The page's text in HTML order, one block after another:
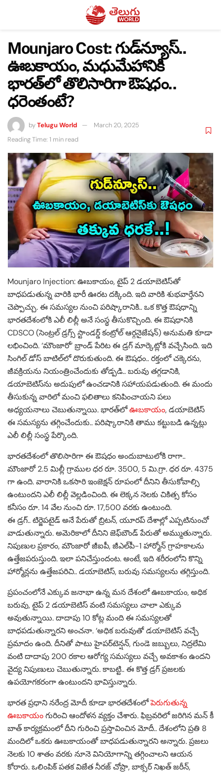
Mounjaro Cost: గుడ్‌న్యూస్..
ఊబకాయం, మధుమేహానికి
భారత్‌లో తొలిసారిగా ఔషధం..
ధరెంతంటే?
byTelugu World
March 20, 2025
Reading Time: 1 min read
Mounjaro Injection: ఊబకాయం, టైప్ 2 డయాబెటిస్‌తో
బాధపడుతున్న వారికి భారీ ఊరట దక్కింది. ఇది వారికి శుభవార్తేనని
చెప్పొచ్చు. ఈ సమస్యల నుంచి పరిష్కారానికి.. ఒక కొత్త ఔషధాన్ని
భారతదేశంలోకి ఎలీ లిల్లీ అనే సంస్థ తీసుకొచ్చింది. ఈ ఔషధానికి
CDSCO (సెంట్రల్ డ్రగ్స్ స్టాండర్డ్ కంట్రోల్ ఆర్గనైజేషన్) అనుమతి కూడా
లభించింది. ‘మౌంజారో’ బ్రాండ్ పేరిట ఈ డ్రగ్ మార్కెట్లోకి వచ్చేసింది. ఇది
సింగిల్ డోస్ బాటిల్‌లో దొరుకుతుంది. ఈ ఔషధం.. రక్తంలో చక్కెరను,
జీవక్రియను నియంత్రించేందుకు తోడ్పడి.. బరువు తగ్గడానికి,
డయాబెటిస్‌ను అదుపులో ఉంచడానికి సహాయపడుతుంది. ఈ మందు
తీసుకున్న వారిలో మంచి ఫలితాలు కనిపించాయని పలు
అధ్యయనాలు చెబుతున్నాయి. భారత్‌లోఊబకాయం, డయాబెటిస్
ఈ సమస్యను తగ్గించేందుకు.. పరిష్కారానికి తాము కట్టుబడి ఉన్నట్లు
ఎలీ లిల్లీ సంస్థ పేర్కొంది.
భారతదేశంలో తొలిసారిగా ఈ ఔషధం అందుబాటులోకి రాగా..
మౌంజారో 2.5 మిల్లీ గ్రాముల ధర రూ. 3500, 5 మి.గ్రా. ధర రూ. 4375
గా ఉంది. వారానికి ఒకసారి ఇంజెక్షన్ రూపంలో దీనిని తీసుకోవాల్సి
ఉంటుందని ఎలీ లిల్లీ వెల్లడించింది. ఈ లెక్కన నెలకు చికిత్స కోసం
కనీసం రూ. 14 వేల నుంచి రూ. 17,500 వరకు ఉంటుంది.
ఈ డ్రగ్.. టిర్జెపటైడ్ అనే పేరుతో బ్రిటన్, యూరప్ దేశాల్లో ఎప్పటినుంచో
వాడుతున్నారు. అమెరికాలో దీనిని జెఫ్‌బౌండ్ పేరుతో అమ్ముతున్నారు.
నిపుణుల ప్రకారం, మౌంజారో జీఐపీ, జీఎల్‌పీ-1 హార్మోన్ గ్రాహకాలను
ఉత్తేజపరుస్తుంది. ఇలా పనిచేస్తుందంట. అంటే, ఇది శరీరంలోని కొన్ని
హార్మోన్లను ఉత్తేజపరిచి.. డయాబెటిస్, బరువు సమస్యలను తగ్గిస్తుంది.
ప్రపంచంలోనే ఎక్కువ జనాభా ఉన్న మన దేశంలో ఊబకాయం, అధిక
బరువు, టైప్ 2 డయాబెటిస్ వంటి సమస్యలు చాలా ఎక్కువ
అవుతున్నాయి. దాదాపు 10 కోట్ల మంది ఈ సమస్యలతో
బాధపడుతున్నారని అంచనా. ‘అధిక బరువుతో డయాబెటిస్ వచ్చే
ప్రమాదం ఉంది. దీనితో పాటు హైపర్‌టెన్షన్, గుండె జబ్బులు, నిద్రలేమి
వంటి దాదాపు 200 రకాల ఆరోగ్య సమస్యలు వచ్చే అవకాశం ఉందని
వైద్య నిపుణులు చెబుతున్నారు. కాబట్టి.. ఈ కొత్త డ్రగ్ ప్రజలకు
ఉపయోగకరంగా ఉంటుందని భావిస్తున్నారు.
భారత ప్రధాని నరేంద్ర మోదీ కూడా భారతదేశంలోపెరుగుతున్న
ఊబకాయంగురించి ఆందోళన వ్యక్తం చేశారు. ఫిబ్రవరిలో జరిగిన మన్ కీ
బాత్ కార్యక్రమంలో దీని గురించి ప్రస్తావించిన మోదీ.. దేశంలోని ప్రతి 8
మందిలో ఒకరు ఊబకాయంతో బాధపడుతున్నారని అన్నారు. ప్రజలు
నెలకు 10 శాతం వరకు నూనె వినియోగాన్ని తగ్గించాలని ఆయన
కోరారు. ఒలింపిక్ పతక విజేత నీరజ్ చోప్రా, బాక్సర్ నిఖత్ జరీన్,